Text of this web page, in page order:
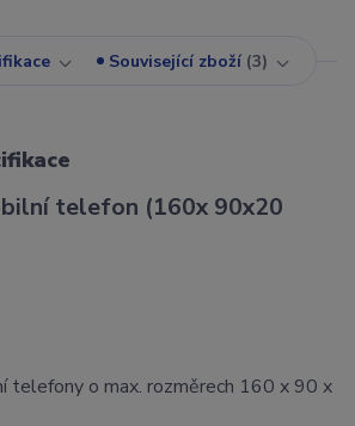
Související zboží 3
telefon (160x 90x20
telefony o max. rozměrech 160 x 90 x